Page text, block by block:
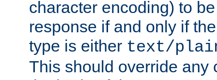
character encoding) to
response if and only if
type is either text/
This should override any